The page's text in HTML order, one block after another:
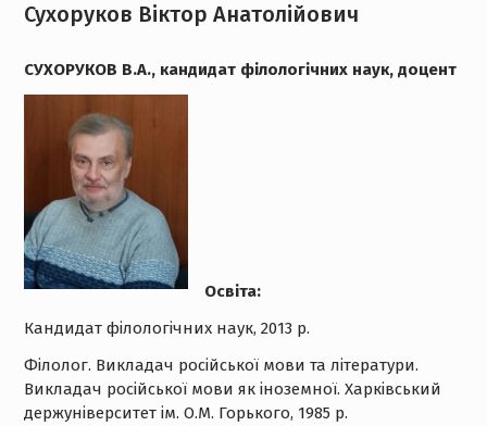
Сухоруков Віктор Анатолійович
СУХОРУКОВ В.А., кандидат філологічних наук, доцент
Освіта:
Кандидат філологічних наук, 2013 р.
Філолог. Викладач російської мови та літератури.
Викладач російської мови як іноземної. Харківський
держуніверситет ім. О.М. Горького, 1985 р.